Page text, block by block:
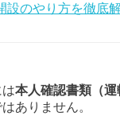
設のやり方を徹底
本人確認書類（
ありません。